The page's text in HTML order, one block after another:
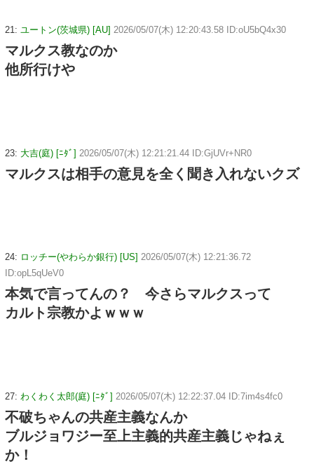
21: ユートン(茨城県) [AU] 2026/05/07(木) 12:20:43.58 ID:oU5bQ4x30
マルクス教なのか
他所行けや
23: 大吉(庭) [ﾆﾀﾞ] 2026/05/07(木) 12:21:21.44 ID:GjUVr+NR0
マルクスは相手の意見を全く聞き入れないクズ
24: ロッチー(やわらか銀行) [US] 2026/05/07(木) 12:21:36.72
ID:opL5qUeV0
本気で言ってんの？ 今さらマルクスって
カルト宗教かよｗｗｗ
27: わくわく太郎(庭) [ﾆﾀﾞ] 2026/05/07(木) 12:22:37.04 ID:7im4s4fc0
不破ちゃんの共産主義なんか
ブルジョワジー至上主義的共産主義じゃねぇ
か！